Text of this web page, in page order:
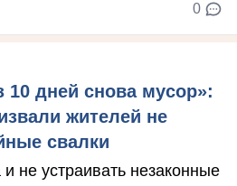
0
10 дней снова мусор»:
жителей не
свалки
не устраивать незаконные